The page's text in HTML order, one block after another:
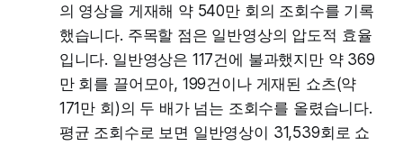
의 영상을 게재해 약 540만 회의 조회수를 기록
했습니다. 주목할 점은 일반영상의 압도적 효율
입니다. 일반영상은 117건에 불과했지만 약 369
만 회를 끌어모아, 199건이나 게재된 쇼츠(약
171만 회)의 두 배가 넘는 조회수를 올렸습니다.
평균 조회수로 보면 일반영상이 31,539회로 쇼